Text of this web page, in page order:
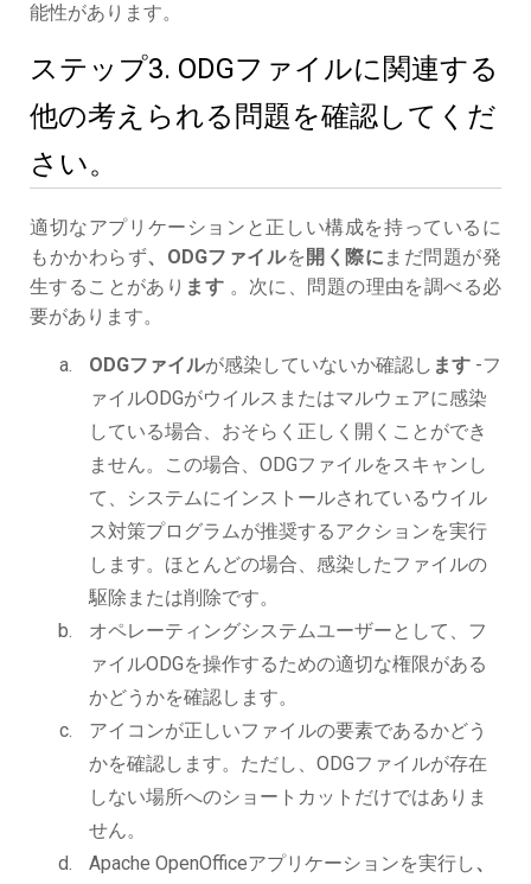
能性があります。
ステップ3. ODGファイルに関連する
他の考えられる問題を確認してくだ
さい。
適切なアプリケーションと正しい構成を持っているに
もかかわらず、ODGファイルを 開く際に まだ問題が発
生することがあり ます 。次に、問題の理由を調べる必
要があります。
ODGファイルが感染していないか確認し ます -フ
ァイルODGがウイルスまたはマルウェアに感染
している場合、おそらく正しく開くことができ
ません。この場合、ODGファイルをスキャンし
て、システムにインストールされているウイル
ス対策プログラムが推奨するアクションを実行
します。ほとんどの場合、感染したファイルの
駆除または削除です。
オペレーティングシステムユーザーとして、フ
ァイルODGを操作するための適切な権限がある
かどうかを確認します。
アイコンが正しいファイルの要素であるかどう
かを確認します。ただし、ODGファイルが存在
しない場所へのショートカットだけではありま
せん。
Apache OpenOfficeアプリケーションを実行し、